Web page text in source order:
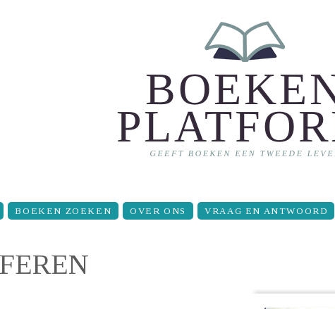
BOEKEN ZOEKEN OVER ONS VRAAG EN ANTWOORD